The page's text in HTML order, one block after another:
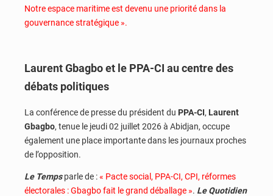
Notre espace maritime est devenu une priorité dans la
gouvernance stratégique ».
Laurent Gbagbo et le PPA-CI au centre des
débats politiques
La conférence de presse du président du PPA-CI, Laurent
Gbagbo, tenue le jeudi 02 juillet 2026 à Abidjan, occupe
également une place importante dans les journaux proches
de l’opposition.
Le Tempsparle de :« Pacte social, PPA-CI, CPI, réformes
électorales : Gbagbo fait le grand déballage ». Le Quotidien